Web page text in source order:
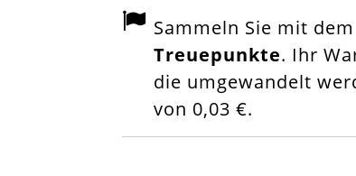
Sammeln Sie mit
Treuepunkte. Ihr
die umgewandelt
von 0,03 €.